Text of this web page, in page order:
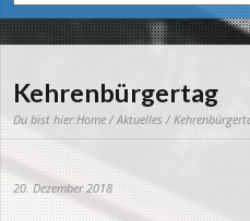
Kehrenbürgertag
Du bist hier:Home/Aktuelles /
20. Dezember 2018